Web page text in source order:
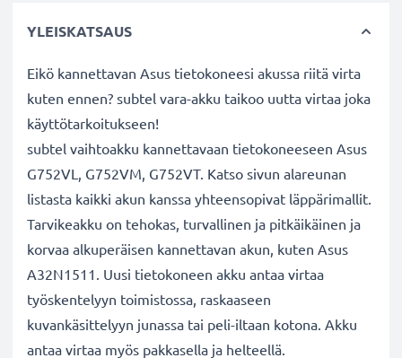
YLEISKATSAUS
Eikö kannettavan Asus tietokoneesi akussa riitä virta
kuten ennen? subtel vara-akku taikoo uutta virtaa joka
käyttötarkoitukseen!
subtel vaihtoakku kannettavaan tietokoneeseen Asus
G752VL, G752VM, G752VT. Katso sivun alareunan
listasta kaikki akun kanssa yhteensopivat läppärimallit.
Tarvikeakku on tehokas, turvallinen ja pitkäikäinen ja
korvaa alkuperäisen kannettavan akun, kuten Asus
A32N1511. Uusi tietokoneen akku antaa virtaa
työskentelyyn toimistossa, raskaaseen
kuvankäsittelyyn junassa tai peli-iltaan kotona. Akku
antaa virtaa myös pakkasella ja helteellä.